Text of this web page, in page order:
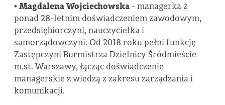
•Magdalena Wojciechowska - managerka z
ponad 28-letnim doświadczeniem zawodowym,
przedsiębiorczyni, nauczycielka i
samorządowczyni. Od 2018 roku pełni funkcję
Zastępczyni Burmistrza Dzielnicy Śródmieście
m.st. Warszawy, łącząc doświadczenie
managerskie z wiedzą z zakresu zarządzania i
komunikacji.